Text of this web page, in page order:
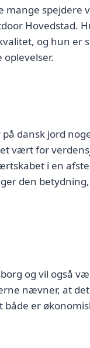
mange spejdere
Hovedstad.
og hun er
dansk jord
vært for
i en
den
og vil også
nævner, at
er